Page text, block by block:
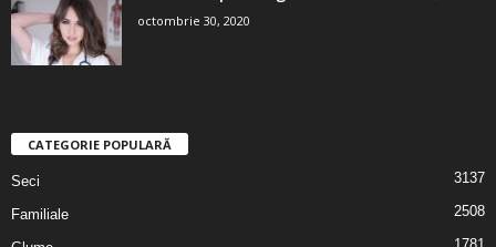
octombrie 30, 2020
CATEGORIE POPULARĂ
Seci 3137
Familiale 2508